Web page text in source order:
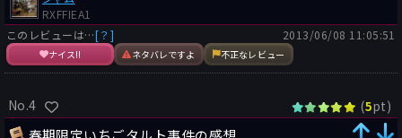
RXFFIEA1
このレビューは…[？]
ナイス!! ネタバレですよ 不正なレビュー
2013/06/08 11:05:51
No.4 (5pt)